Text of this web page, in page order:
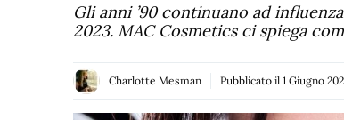
Gli anni ’90 continuano ad
2023. MAC Cosmetics ci spiega
Charlotte Mesman Pubblicato il 1 Giugno